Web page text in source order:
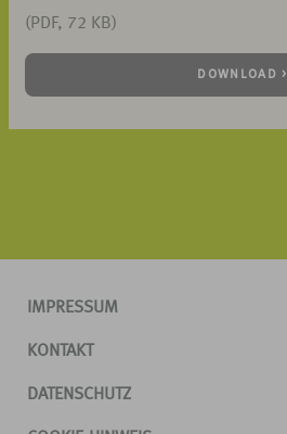
(PDF, 72 KB)
DOWNLOAD >
IMPRESSUM
KONTAKT
DATENSCHUTZ